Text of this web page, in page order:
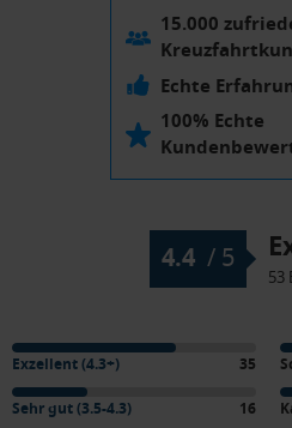
15.000
Echte
100% Echte
4.4 / 5
53
Exzellent (4.3+) 35
Sehr gut (3.5-4.3) 16